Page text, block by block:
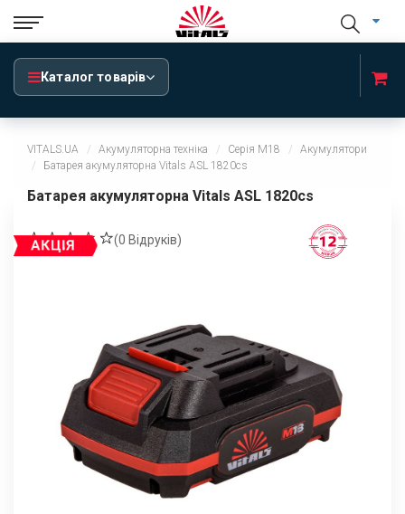
Каталог товарів
VITALS.UA Акумуляторна техніка Серія М18
Акумулятори
Батарея акумуляторна Vitals ASL 1820cs
Батарея акумуляторна Vitals ASL 1820cs
(0 Відруків)